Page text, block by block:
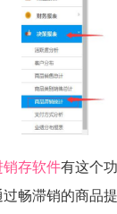
销存软件有这个
畅滞销的商品